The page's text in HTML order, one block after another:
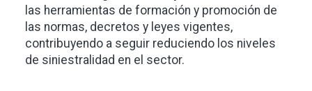
las herramientas de formación y promoción de
las normas, decretos y leyes vigentes,
contribuyendo a seguir reduciendo los niveles
de siniestralidad en el sector.